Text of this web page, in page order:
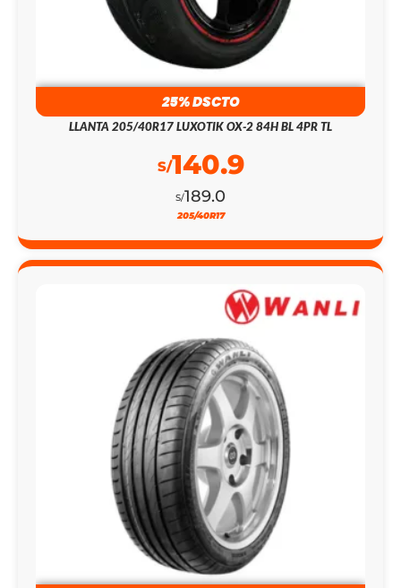
25% DSCTO
LLANTA 205/40R17 LUXOTIK OX-2 84H BL 4PR TL
S/189.0
S/140.9
205/40R17